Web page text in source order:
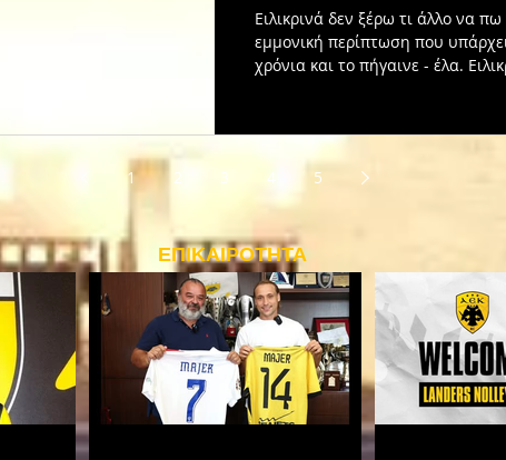
Ειλικρινά δεν ξέρω τι άλλο να
εμμονική περίπτωση που
χρόνια και το πήγαινε - έλα.
1 2 3 4 5
ΕΠΙΚΑΙΡΟΤΗΤΑ